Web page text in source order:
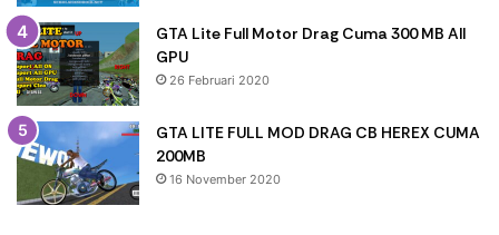
GTA Lite Full Motor Drag Cuma 300 MB All
GPU
26 Februari 2020
GTA LITE FULL MOD DRAG CB HEREX CUMA
200MB
16 November 2020